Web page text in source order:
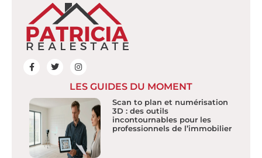
LES GUIDES DU MOMENT
Scan to plan et numérisation
3D : des outils
incontournables pour les
professionnels de l’immobilier